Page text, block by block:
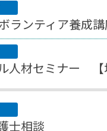
ンティア養成講
人材セミナー 【
士相談